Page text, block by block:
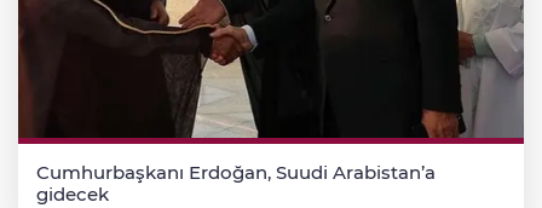
Cumhurbaşkanı Erdoğan, Suudi Arabistan’a
gidecek